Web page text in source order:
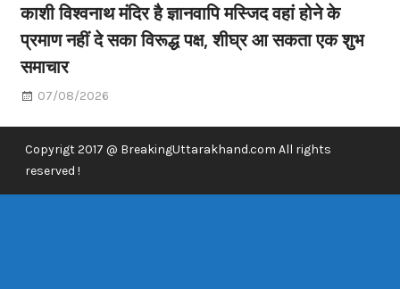
काशी विश्वनाथ मंदिर है ज्ञानवापि मस्जिद वहां होने के
प्रमाण नहीं दे सका विरूद्ध पक्ष, शीघ्र आ सकता एक शुभ
समाचार
07/08/2026
Copyrigt 2017 @ BreakingUttarakhand.com All rights
reserved !